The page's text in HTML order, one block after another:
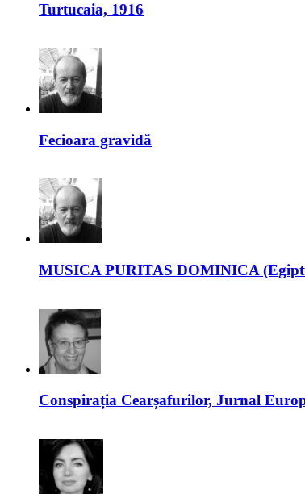
Turtucaia, 1916
Fecioara gravidă
MUSICA PURITAS DOMINICA
Conspirația Cearșafurilor, Jurnal